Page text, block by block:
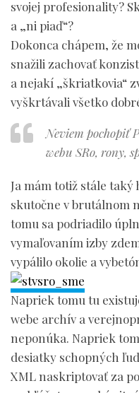
svojej profesionality?
a „ni piaď“?
Dokonca chápem, že
snažili zachovať
a nejakí „škriatkovia“
vyškrtávali všetko
Neviem pochopiť
webu SRo, rony,
Ja mám totiž stále taký
skutočne v brutálnom
tomu sa podriadilo
vymaľovaním izby
vypálilo okolie a
Napriek tomu tu
webe archív a
neponúka. Napriek
desiatky schopných
XML naskriptovať za